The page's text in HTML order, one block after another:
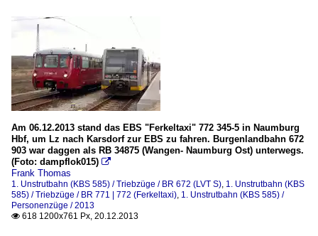
Am 06.12.2013 stand das EBS "Ferkeltaxi" 772 345-5 in Naumburg
Hbf, um Lz nach Karsdorf zur EBS zu fahren. Burgenlandbahn 672
903 war daggen als RB 34875 (Wangen- Naumburg Ost) unterwegs.
(Foto: dampflok015) 
Frank Thomas
1. Unstrutbahn (KBS 585) / Triebzüge / BR 672 (LVT S), 1. Unstrutbahn (KBS
585) / Triebzüge / BR 771 | 772 (Ferkeltaxi), 1. Unstrutbahn (KBS 585) /
Personenzüge / 2013
 618 1200x761 Px, 20.12.2013